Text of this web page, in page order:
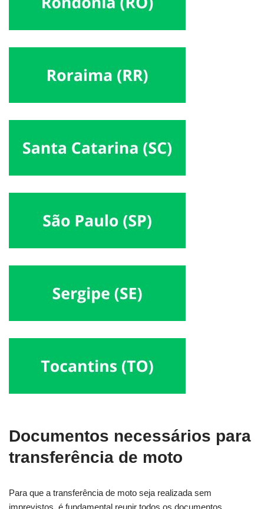
Documentos necessários para
transferência de moto
Para que a transferência de moto seja realizada sem
imprevistos, é fundamental reunir todos os documentos